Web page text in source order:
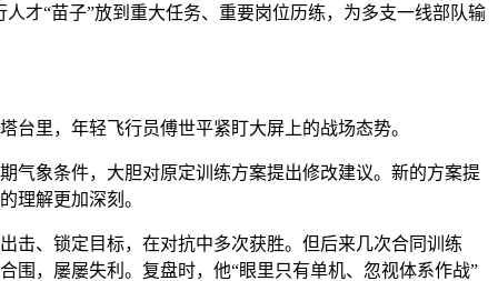
才“苗子”放到重大任务、重要岗位历练，为多支一线部队输
台里，年轻飞行员傅世平紧盯大屏上的战场态势。
气象条件，大胆对原定训练方案提出修改建议。新的方案提
理解更加深刻。
击、锁定目标，在对抗中多次获胜。但后来几次合同训练
围，屡屡失利。复盘时，他“眼里只有单机、忽视体系作战”